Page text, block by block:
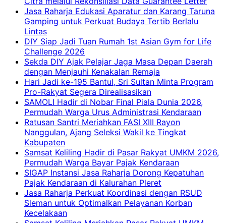
Jasa Raharja Edukasi Aparatur dan Karang Taruna
Gamping untuk Perkuat Budaya Tertib Berlalu
Lintas
DIY Siap Jadi Tuan Rumah 1st Asian Gym for Life
Challenge 2026
Sekda DIY Ajak Pelajar Jaga Masa Depan Daerah
dengan Menjauhi Kenakalan Remaja
Hari Jadi ke-195 Bantul, Sri Sultan Minta Program
Pro-Rakyat Segera Direalisasikan
SAMOLI Hadir di Nobar Final Piala Dunia 2026,
Permudah Warga Urus Administrasi Kendaraan
Ratusan Santri Meriahkan FASI XIII Rayon
Nanggulan, Ajang Seleksi Wakil ke Tingkat
Kabupaten
Samsat Keliling Hadir di Pasar Rakyat UMKM 2026,
Permudah Warga Bayar Pajak Kendaraan
SIGAP Instansi Jasa Raharja Dorong Kepatuhan
Pajak Kendaraan di Kalurahan Pleret
Jasa Raharja Perkuat Koordinasi dengan RSUD
Sleman untuk Optimalkan Pelayanan Korban
Kecelakaan